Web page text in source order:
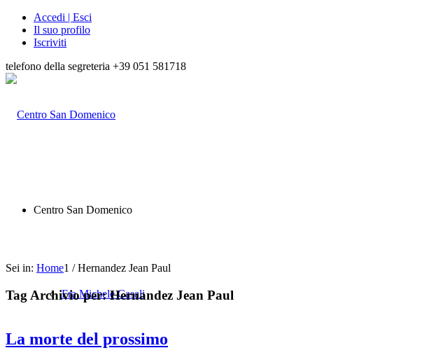
Accedi | Esci
Il suo profilo
Iscriviti
telefono della segreteria +39 051 581718
Centro San Domenico
Fra Michele Casali
Sei in: Home1 / Hernandez Jean Paul
Tag Archivio per:Hernandez Jean Paul
La morte del prossimo